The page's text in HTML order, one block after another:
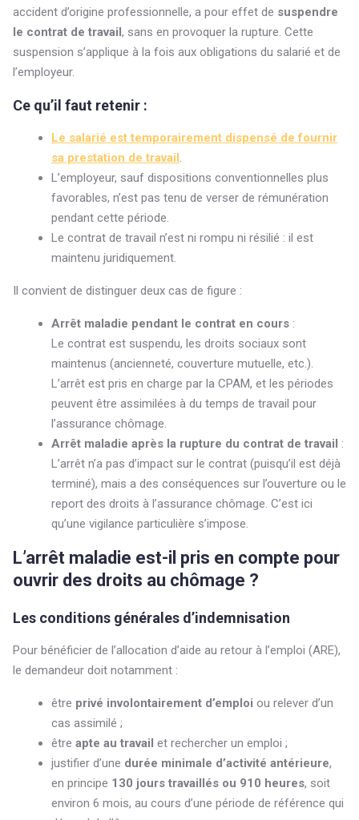
accident d’origine professionnelle, a pour effet de suspendre
le contrat de travail, sans en provoquer la rupture. Cette
suspension s’applique à la fois aux obligations du salarié et de
l’employeur.
Ce qu’il faut retenir :
Le salarié est temporairement dispensé de fournir
sa prestation de travail.
L’employeur, sauf dispositions conventionnelles plus
favorables, n’est pas tenu de verser de rémunération
pendant cette période.
Le contrat de travail n’est ni rompu ni résilié : il est
maintenu juridiquement.
Il convient de distinguer deux cas de figure :
Arrêt maladie pendant le contrat en cours :
Le contrat est suspendu, les droits sociaux sont
maintenus (ancienneté, couverture mutuelle, etc.).
L’arrêt est pris en charge par la CPAM, et les périodes
peuvent être assimilées à du temps de travail pour
l’assurance chômage.
Arrêt maladie après la rupture du contrat de travail :
L’arrêt n’a pas d’impact sur le contrat (puisqu’il est déjà
terminé), mais a des conséquences sur l’ouverture ou le
report des droits à l’assurance chômage. C’est ici
qu’une vigilance particulière s’impose.
L’arrêt maladie est-il pris en compte pour
ouvrir des droits au chômage ?
Les conditions générales d’indemnisation
Pour bénéficier de l’allocation d’aide au retour à l’emploi (ARE),
le demandeur doit notamment :
être privé involontairement d’emploi ou relever d’un
cas assimilé ;
être apte au travail et rechercher un emploi ;
justifier d’une durée minimale d’activité antérieure,
en principe 130 jours travaillés ou 910 heures, soit
environ 6 mois, au cours d’une période de référence qui